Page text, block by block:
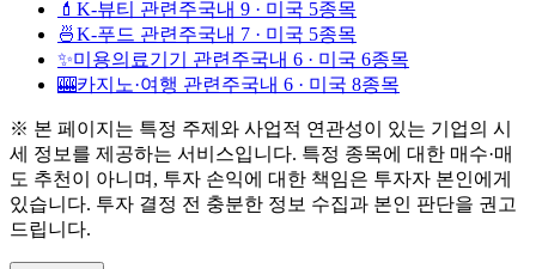
💄 K-뷰티 관련주국내 9 · 미국 5종목
🍜K-푸드 관련주국내 7 · 미국 5종목
✨미용의료기기 관련주국내 6 · 미국 6종목
🎰카지노·여행 관련주국내 6 · 미국 8종목
※ 본 페이지는 특정 주제와 사업적 연관성이 있는 기업의 시
세 정보를 제공하는 서비스입니다. 특정 종목에 대한 매수·매
도 추천이 아니며, 투자 손익에 대한 책임은 투자자 본인에게
있습니다. 투자 결정 전 충분한 정보 수집과 본인 판단을 권고
드립니다.